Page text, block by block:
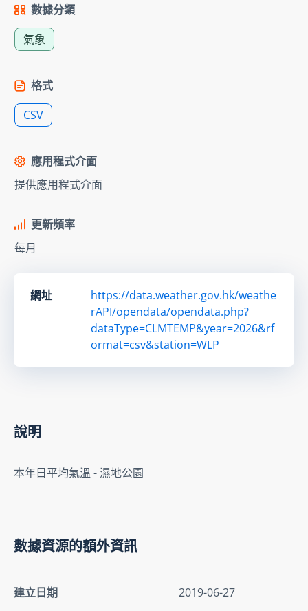
數據分類
氣象
格式
CSV
應用程式介面
提供應用程式介面
更新頻率
每月
網址
https://data.weather.gov.hk/weathe
rAPI/opendata/opendata.php?
dataType=CLMTEMP&year=2026&rf
ormat=csv&station=WLP
說明
本年日平均氣溫 - 濕地公園
數據資源的額外資訊
建立日期
2019-06-27